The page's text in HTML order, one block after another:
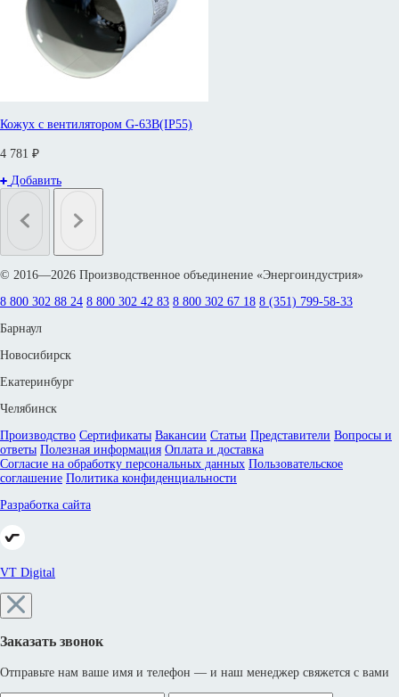
Кожух с вентилятором G-63B(IP55)
4 781 ₽
Добавить
© 2016—2026 Производственное объединение «Энергоиндустрия»
8 800 302 88 24 8 800 302 42 83 8 800 302 67 18 8 (351) 799-58-33
Барнаул
Новосибирск
Екатеринбург
Челябинск
Производство Сертификаты Вакансии Статьи Представители Вопросы и
ответы Полезная информация Оплата и доставка
Согласие на обработку персональных данных Пользовательское
соглашение Политика конфиденциальности
Разработка сайта
VT Digital
Заказать звонок
Отправьте нам ваше имя и телефон — и наш менеджер свяжется с вами